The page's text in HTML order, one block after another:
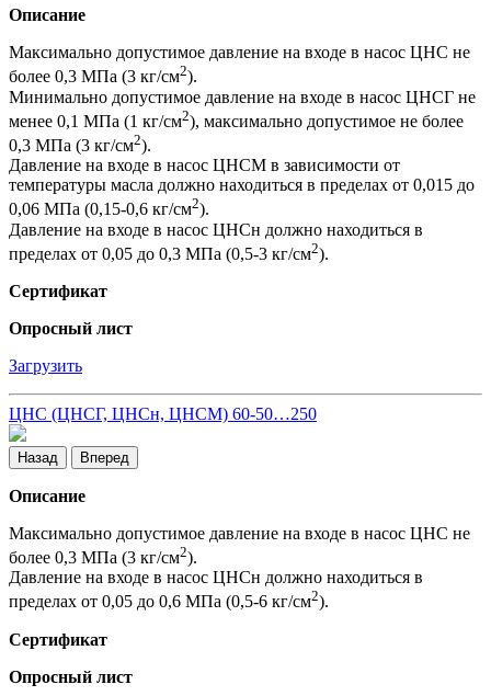
Описание
Максимально допустимое давление на входе в насос ЦНС не
более 0,3 МПа (3 кг/см2).
Минимально допустимое давление на входе в насос ЦНСГ не
менее 0,1 МПа (1 кг/см2), максимально допустимое не более
0,3 МПа (3 кг/см2).
Давление на входе в насос ЦНСМ в зависимости от
температуры масла должно находиться в пределах от 0,015 до
0,06 МПа (0,15-0,6 кг/см2).
Давление на входе в насос ЦНСн должно находиться в
пределах от 0,05 до 0,3 МПа (0,5-3 кг/см2).
Сертификат
Опросный лист
Загрузить
ЦНС (ЦНСГ, ЦНСн, ЦНСМ) 60-50…250
Назад Вперед
Описание
Максимально допустимое давление на входе в насос ЦНС не
более 0,3 МПа (3 кг/см2).
Давление на входе в насос ЦНСн должно находиться в
пределах от 0,05 до 0,6 МПа (0,5-6 кг/см2).
Сертификат
Опросный лист